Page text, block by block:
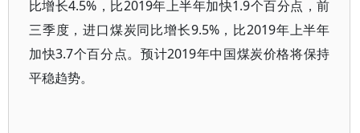
比增长4.5%，比2019年上半年加快1.9个百分点，前
三季度，进口煤炭同比增长9.5%，比2019年上半年
加快3.7个百分点。预计2019年中国煤炭价格将保持
平稳趋势。